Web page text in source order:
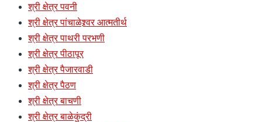
श्री क्षेत्र पवनी
श्री क्षेत्र पांचाळेश्र्वर आत्मतीर्थ
श्री क्षेत्र पाथरी परभणी
श्री क्षेत्र पीठापूर
श्री क्षेत्र पैजारवाडी
श्री क्षेत्र पैठण
श्री क्षेत्र बाचणी
श्री क्षेत्र बाळेकुंद्री